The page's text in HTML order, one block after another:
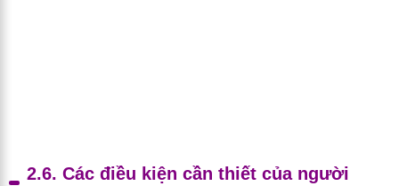
2.6. Các điều kiện cần thiết của người